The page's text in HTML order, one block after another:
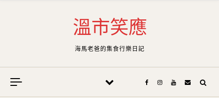
溫市笑應
海馬老爸的集食行樂日記